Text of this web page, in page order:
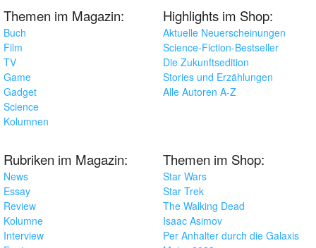
Themen im Magazin:
Buch
Film
TV
Game
Gadget
Science
Kolumnen
Highlights im Shop:
Aktuelle Neuerscheinungen
Science-Fiction-Bestseller
Die Zukunftsedition
Stories und Erzählungen
Alle Autoren A-Z
Rubriken im Magazin:
News
Essay
Review
Kolumne
Interview
Themen im Shop:
Star Wars
Star Trek
The Walking Dead
Isaac Asimov
Per Anhalter durch die Galaxis